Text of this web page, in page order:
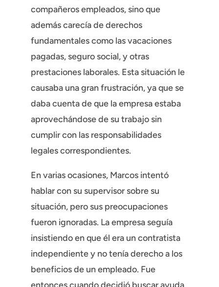
compañeros empleados, sino que
además carecía de derechos
fundamentales como las vacaciones
pagadas, seguro social, y otras
prestaciones laborales. Esta situación le
causaba una gran frustración, ya que se
daba cuenta de que la empresa estaba
aprovechándose de su trabajo sin
cumplir con las responsabilidades
legales correspondientes.
En varias ocasiones, Marcos intentó
hablar con su supervisor sobre su
situación, pero sus preocupaciones
fueron ignoradas. La empresa seguía
insistiendo en que él era un contratista
independiente y no tenía derecho a los
beneficios de un empleado. Fue